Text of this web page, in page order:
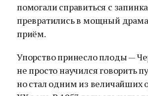
помогали справиться с
превратились в мощный
приём.
Упорство принесло плоды —
не просто научился говорить
но стал одним из величайших